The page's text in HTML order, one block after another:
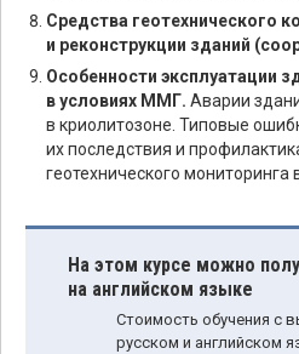
Средства геотехнического
и реконструкции зданий
Особенности эксплуатации
в условиях ММГ. Аварии
в криолитозоне. Типовые
их последствия и
геотехнического мониторинга
На этом курсе можно
на английском языке
Стоимость обучения с
русском и английском